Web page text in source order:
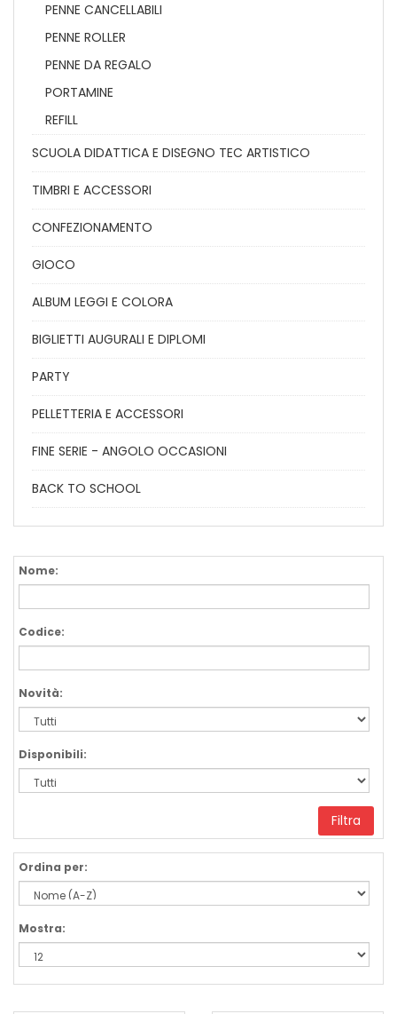
PENNE CANCELLABILI
PENNE ROLLER
PENNE DA REGALO
PORTAMINE
REFILL
SCUOLA DIDATTICA E DISEGNO TEC ARTISTICO
TIMBRI E ACCESSORI
CONFEZIONAMENTO
GIOCO
ALBUM LEGGI E COLORA
BIGLIETTI AUGURALI E DIPLOMI
PARTY
PELLETTERIA E ACCESSORI
FINE SERIE - ANGOLO OCCASIONI
BACK TO SCHOOL
Nome:
Codice:
Novità:
Disponibili:
Filtra
Ordina per:
Mostra: